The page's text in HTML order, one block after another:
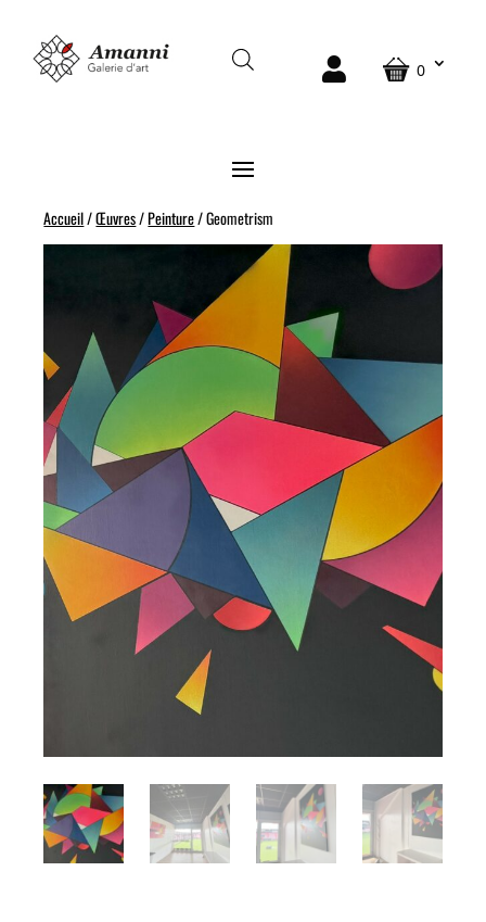
0
Accueil/Œuvres/Peinture/ Geometrism